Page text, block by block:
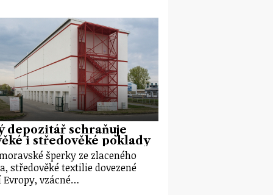
depozitář schraňuje
i středověké poklady
šperky ze zlaceného
středověké textilie dovezené
vzácné…